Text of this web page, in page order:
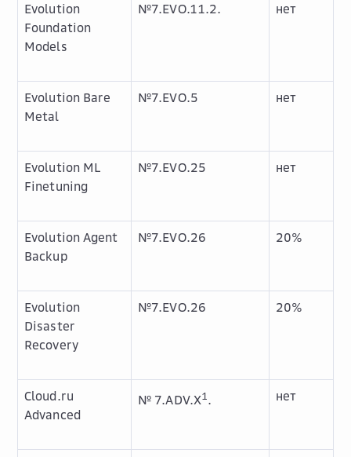
Evolution
Foundation
Models
№7.EVO.11.2. нет
Evolution Bare
Metal
№7.EVO.5 нет
Evolution ML
Finetuning
№7.EVO.25 нет
Evolution Agent
Backup
№7.EVO.26 20%
Evolution
Disaster
Recovery
№7.EVO.26 20%
Cloud.ru
Advanced
№ 7.ADV.X1. нет